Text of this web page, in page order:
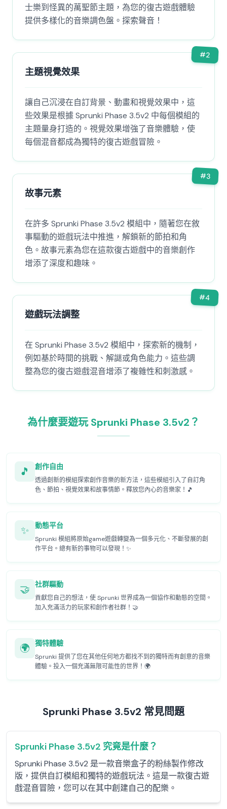
士樂到怪異的萬聖節主題，為您的復古遊戲體驗
提供多樣化的音樂調色盤。探索聲音！
#2
主題視覺效果
讓自己沉浸在自訂背景、動畫和視覺效果中，這
些效果是根據 Sprunki Phase 3.5v2 中每個模組的
主題量身打造的。視覺效果增強了音樂體驗，使
每個混音都成為獨特的復古遊戲冒險。
#3
故事元素
在許多 Sprunki Phase 3.5v2 模組中，隨著您在敘
事驅動的遊戲玩法中推進，解鎖新的節拍和角
色。故事元素為您在這款復古遊戲中的音樂創作
增添了深度和趣味。
#4
遊戲玩法調整
在 Sprunki Phase 3.5v2 模組中，探索新的機制，
例如基於時間的挑戰、解謎或角色能力。這些調
整為您的復古遊戲混音增添了複雜性和刺激感。
為什麼要遊玩 Sprunki Phase 3.5v2？
🎵 創作自由
透過創新的模組探索創作音樂的新方法，這些模組引入了自訂角
色、節拍、視覺效果和故事情節。釋放您內心的音樂家！🎵
✨ 動態平台
Sprunki 模組將原始game遊戲轉變為一個多元化、不斷發展的創
作平台。總有新的事物可以發現！✨
🤝 社群驅動
貢獻您自己的想法，使 Sprunki 世界成為一個協作和動態的空間。
加入充滿活力的玩家和創作者社群！🤝
🌍 獨特體驗
Sprunki 提供了您在其他任何地方都找不到的獨特而有創意的音樂
體驗。投入一個充滿無限可能性的世界！🌍
Sprunki Phase 3.5v2 常見問題
Sprunki Phase 3.5v2 究竟是什麼？
Sprunki Phase 3.5v2 是一款音樂盒子的粉絲製作修改
版，提供自訂模組和獨特的遊戲玩法。這是一款復古遊
戲混音冒險，您可以在其中創建自己的配樂。